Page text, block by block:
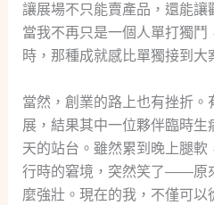
讓展場不只能賣產品，還能讓
當我不再只是一個人單打獨
時，那種成就感比單獨接到大
當然，創業的路上也有挫折
展，結果其中一位夥伴臨時
天的站台。雖然累到晚上腿軟
行時的窘境，突然笑了——原
麼強壯。現在的我，不僅可以